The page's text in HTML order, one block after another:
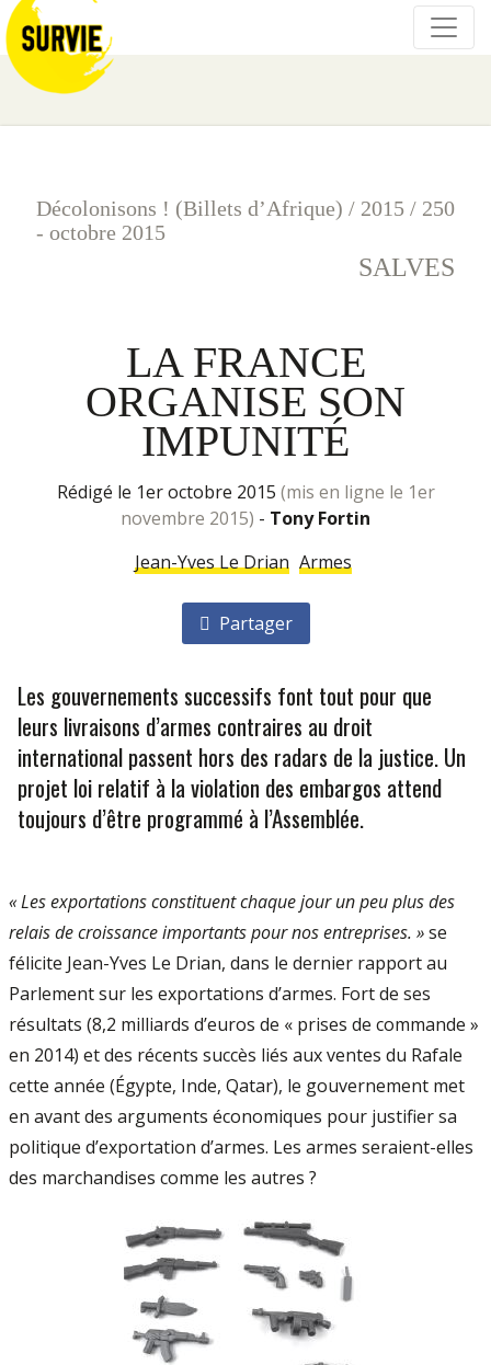
Décolonisons ! (Billets d’Afrique) / 2015 / 250
- octobre 2015
SALVES
LA FRANCE
ORGANISE SON
IMPUNITÉ
rédigé le 1er octobre 2015 (mis en ligne le 1er
novembre 2015) - Tony Fortin
Jean-Yves Le Drian Armes
Partager
Les gouvernements successifs font tout pour que
leurs livraisons d’armes contraires au droit
international passent hors des radars de la justice. Un
projet loi relatif à la violation des embargos attend
toujours d’être programmé à l’Assemblée.
« Les exportations constituent chaque jour un peu plus des
relais de croissance importants pour nos entreprises. »se
félicite Jean-Yves Le Drian, dans le dernier rapport au
Parlement sur les exportations d’armes. Fort de ses
résultats (8,2 milliards d’euros de « prises de commande »
en 2014) et des récents succès liés aux ventes du Rafale
cette année (Égypte, Inde, Qatar), le gouvernement met
en avant des arguments économiques pour justifier sa
politique d’exportation d’armes. Les armes seraient-elles
des marchandises comme les autres ?